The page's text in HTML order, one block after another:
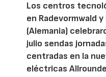
Los centros
en Radevormwald
(Alemania)
julio sendas
centradas en la
eléctricas